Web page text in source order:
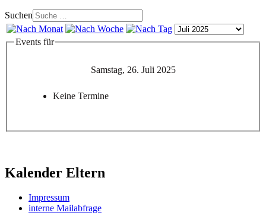
Suchen
Events für
Samstag, 26. Juli 2025
Keine Termine
Kalender Eltern
Impressum
interne Mailabfrage